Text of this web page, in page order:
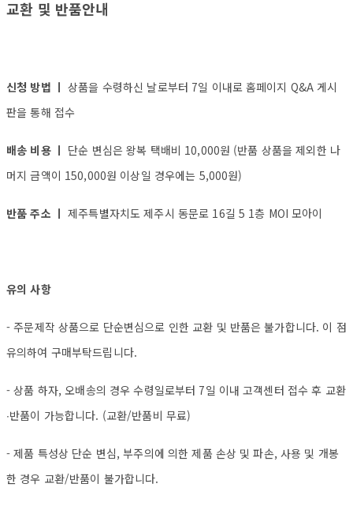
교환 및 반품안내
신청 방법 ㅣ상품을 수령하신 날로부터 7일 이내로 홈페이지 Q&A 게시
판을 통해 접수
배송 비용 ㅣ 단순 변심은 왕복 택배비 10,000원 (반품 상품을 제외한 나
머지 금액이 150,000원 이상일 경우에는 5,000원)
반품 주소 ㅣ제주특별자치도 제주시 동문로 16길 5 1층 MOI 모아이
유의 사항
- 주문제작 상품으로 단순변심으로 인한 교환 및 반품은 불가합니다. 이 점
유의하여 구매부탁드립니다.
- 상품 하자, 오배송의 경우 수령일로부터 7일 이내 고객센터 접수 후 교환
∙반품이 가능합니다. (교환/반품비 무료)
- 제품 특성상 단순 변심, 부주의에 의한 제품 손상 및 파손, 사용 및 개봉
한 경우 교환/반품이 불가합니다.